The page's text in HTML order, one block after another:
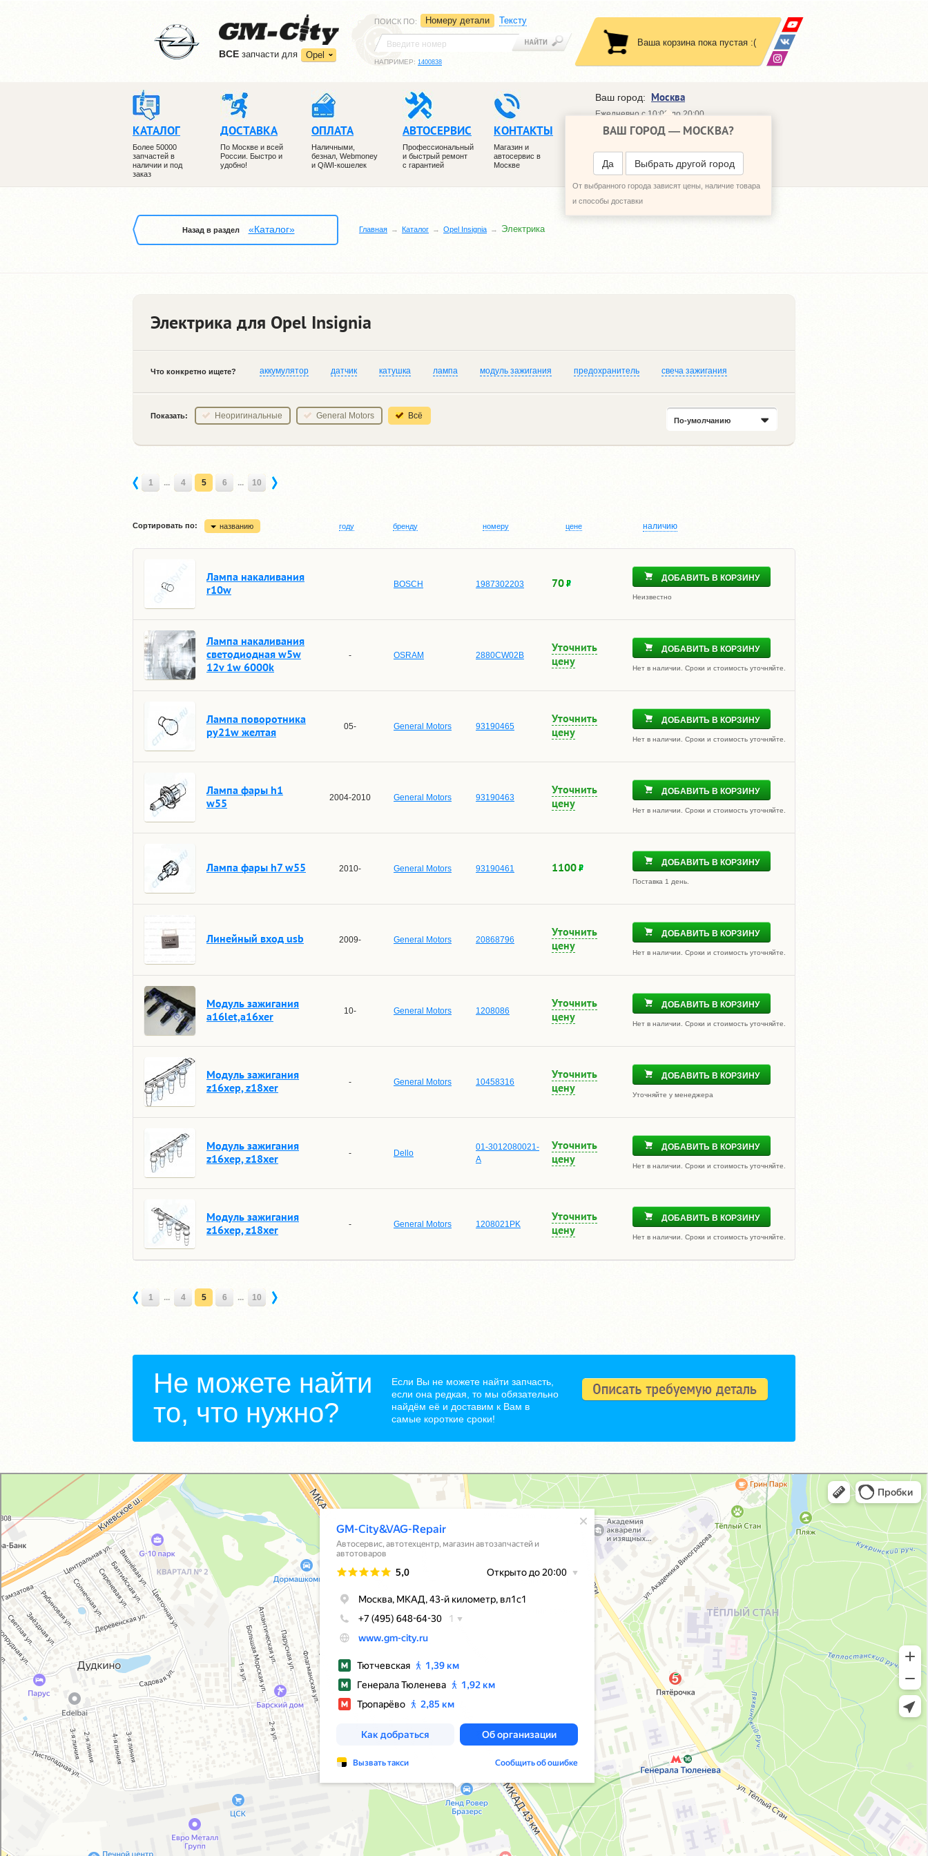
ВCE запчасти для Opel
ПОИСК ПО: Номеру детали Тексту
НАПРИМЕР: 1400838
Ваша корзина пока пустая :(
КАТАЛОГ
Более 50000
запчастей в
наличии и под
заказ
ДОСТАВКА
По Москве и всей
России. Быстро и
удобно!
ОПЛАТА
Наличными,
безнал, Webmoney
и QiWI-кошелек
АВТОСЕРВИС
Профессиональный
и быстрый ремонт
с гарантией
КОНТАКТЫ
Магазин и
автосервис в
Москве
Ваш город: Москва
ВАШ ГОРОД — МОСКВА?
Да Выбрать другой город
От выбранного города зависят цены, наличие товара
и способы доставки
Ежедневно с 10:00 до 20:00
+7 (495) 648-64-30
ПЕРЕЗВОНИТЬ МНЕ
Назад в раздел «Каталог» Главная Каталог Opel Insignia Электрика
Электрика для Opel Insignia
Что конкретно ищете? аккумулятор датчик катушка лампа модуль зажигания предохранитель свеча зажигания
Показать: Неоригинальные General Motors Всё По-умолчанию
1 ... 4 5 6 ... 10
Сортировать по: названию году бренду номеру цене наличию
Лампа накаливания
r10w
BOSCH 1987302203 70 ДОБАВИТЬ В КОРЗИНУ
Неизвестно
Лампа накаливания
светодиодная w5w
12v 1w 6000k
- OSRAM 2880CW02B
Уточнить
цену
ДОБАВИТЬ В КОРЗИНУ
Нет в наличии. Сроки и стоимость уточняйте.
Лампа поворотника
py21w желтая
05- General Motors 93190465
Уточнить
цену
ДОБАВИТЬ В КОРЗИНУ
Нет в наличии. Сроки и стоимость уточняйте.
Лампа фары h1
w55
2004-2010 General Motors 93190463
Уточнить
цену
ДОБАВИТЬ В КОРЗИНУ
Нет в наличии. Сроки и стоимость уточняйте.
Лампа фары h7 w55 2010- General Motors 93190461 1100 ДОБАВИТЬ В КОРЗИНУ
Поставка 1 день.
Линейный вход usb 2009- General Motors 20868796
Уточнить
цену
ДОБАВИТЬ В КОРЗИНУ
Нет в наличии. Сроки и стоимость уточняйте.
Модуль зажигания
a16let,a16xer
10- General Motors 1208086
Уточнить
цену
ДОБАВИТЬ В КОРЗИНУ
Нет в наличии. Сроки и стоимость уточняйте.
Модуль зажигания
z16xep, z18xer
- General Motors 10458316
Уточнить
цену
ДОБАВИТЬ В КОРЗИНУ
Уточняйте у менеджера
Модуль зажигания
z16xep, z18xer
- Dello
01-3012080021-
A
Уточнить
цену
ДОБАВИТЬ В КОРЗИНУ
Нет в наличии. Сроки и стоимость уточняйте.
Модуль зажигания
z16xep, z18xer
- General Motors 1208021PK
Уточнить
цену
ДОБАВИТЬ В КОРЗИНУ
Нет в наличии. Сроки и стоимость уточняйте.
1 ... 4 5 6 ... 10
Не можете найти
то, что нужно?
Если Вы не можете найти запчасть,
если она редкая, то мы обязательно
найдём её и доставим к Вам в
самые короткие сроки!
GM-City&VAG-Repair
Автосервис, автотехцентр в Москве
Магазин автозапчастей и автотоваров в Москве